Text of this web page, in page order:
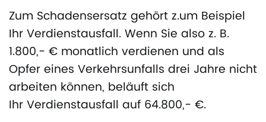
Zum Schadensersatz gehört z.um Beispiel
Ihr Verdienstausfall. Wenn Sie also z. B.
1.800,- € monatlich verdienen und als
Opfer eines Verkehrsunfalls drei Jahre nicht
arbeiten können, beläuft sich
Ihr Verdienstausfall auf 64.800,- €.